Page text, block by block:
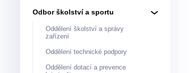
Odbor školství a sportu
Oddělení školství a správy
zařízení
Oddělení technické podpory
Oddělení dotací a prevence